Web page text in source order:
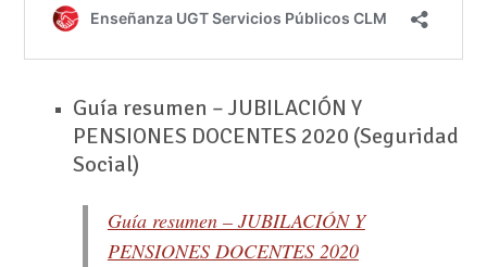
Guía resumen – JUBILACIÓN Y
PENSIONES DOCENTES 2020 (Seguridad
Social)
Guía resumen – JUBILACIÓN Y
PENSIONES DOCENTES 2020